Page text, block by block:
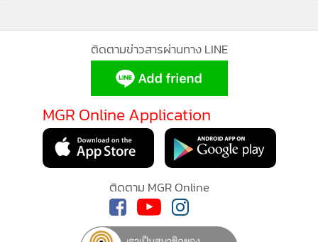
ติดตามข่าวสารผ่านทาง LINE
MGR Online Application
ติดตาม MGR Online